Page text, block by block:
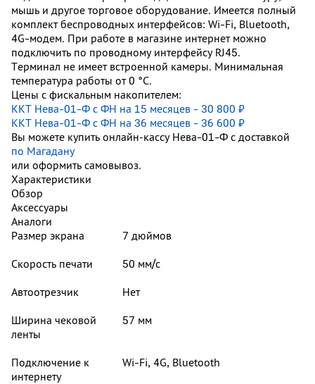
мышь и другое торговое оборудование. Имеется полный
комплект беспроводных интерфейсов: Wi-Fi, Bluetooth,
4G-модем. При работе в магазине интернет можно
подключить по проводному интерфейсу RJ45.
Терминал не имеет встроенной камеры. Минимальная
температура работы от 0 °C.
Цены с фискальным накопителем:
ККТ Нева-01-Ф с ФН на 15 месяцев - 30 800 ₽
ККТ Нева-01-Ф с ФН на 36 месяцев - 36 600 ₽
Вы можете купить онлайн‑кассу Нева-01-Ф с доставкой
по Магадану
или оформить самовывоз.
Характеристики
Обзор
Аксессуары
Аналоги
Размер экрана
7 дюймов
Скорость печати
50 мм/c
Автоотрезчик
Нет
Ширина чековой
ленты
57 мм
Подключение к
интернету
Wi-Fi, 4G, Bluetooth